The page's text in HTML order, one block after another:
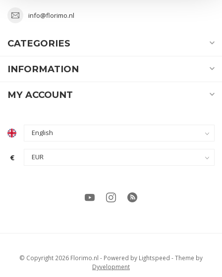
info@florimo.nl
CATEGORIES
INFORMATION
MY ACCOUNT
€
© Copyright 2026 Florimo.nl - Powered by Lightspeed - Theme by
Dyvelopment